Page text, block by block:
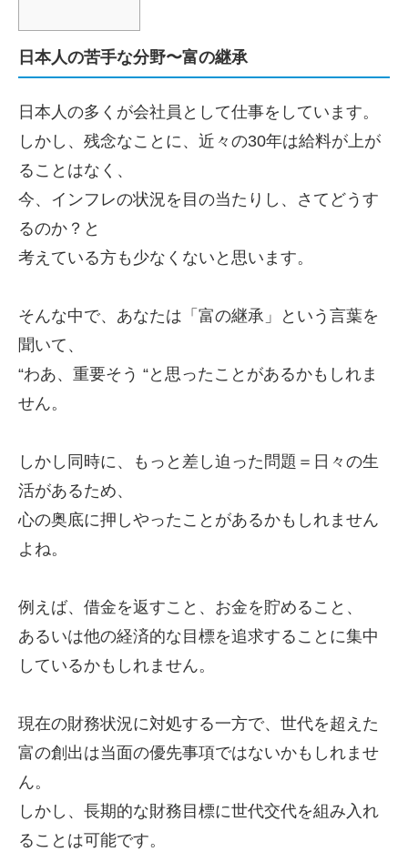
日本人の苦手な分野〜富の継承
日本人の多くが会社員として仕事をしています。
しかし、残念なことに、近々の30年は給料が上が
ることはなく、
今、インフレの状況を目の当たりし、さてどうす
るのか？と
考えている方も少なくないと思います。
そんな中で、あなたは「富の継承」という言葉を
聞いて、
“わあ、重要そう “と思ったことがあるかもしれま
せん。
しかし同時に、もっと差し迫った問題＝日々の生
活があるため、
心の奥底に押しやったことがあるかもしれません
よね。
例えば、借金を返すこと、お金を貯めること、
あるいは他の経済的な目標を追求することに集中
しているかもしれません。
現在の財務状況に対処する一方で、世代を超えた
富の創出は当面の優先事項ではないかもしれませ
ん。
しかし、長期的な財務目標に世代交代を組み入れ
ることは可能です。